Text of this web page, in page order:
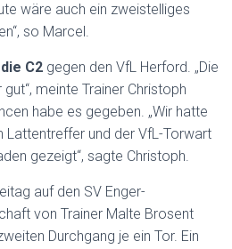
wäre auch ein zweistelliges
so Marcel.
C2 gegen den VfL Herford. „Die
meinte Trainer Christoph
habe es gegeben. „Wir hatte
Lattentreffer und der VfL-Torwart
gezeigt“, sagte Christoph.
auf den SV Enger-
von Trainer Malte Brosent
Durchgang je ein Tor. Ein